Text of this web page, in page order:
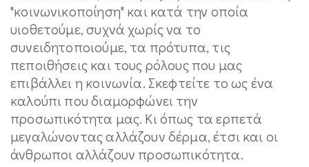
"κοινωνικοποίηση" και κατά την οποία
υιοθετούμε, συχνά χωρίς να το
συνειδητοποιούμε, τα πρότυπα, τις
πεποιθήσεις και τους ρόλους που μας
επιβάλλει η κοινωνία. Σκεφτείτε το ως ένα
καλούπι που διαμορφώνει την
προσωπικότητα μας. Κι όπως τα ερπετά
μεγαλώνοντας αλλάζουν δέρμα, έτσι και οι
άνθρωποι αλλάζουν προσωπικότητα.